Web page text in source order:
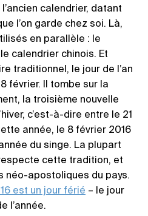
calendrier, datant
l’on garde chez soi. Là,
en parallèle : le
calendrier chinois. Et
traditionnel, le jour de l’an
février. Il tombe sur la
la troisième nouvelle
c’est-à-dire entre le 21
année, le 8 février 2016
du singe. La plupart
cette tradition, et
néo-apostoliques du pays.
est un jour férié – le jour
l’année.